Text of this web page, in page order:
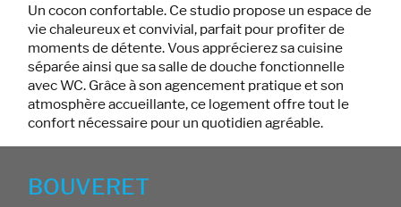
Un cocon confortable. Ce studio propose un espace de
vie chaleureux et convivial, parfait pour profiter de
moments de détente. Vous apprécierez sa cuisine
séparée ainsi que sa salle de douche fonctionnelle
avec WC. Grâce à son agencement pratique et son
atmosphère accueillante, ce logement offre tout le
confort nécessaire pour un quotidien agréable.
BOUVERET